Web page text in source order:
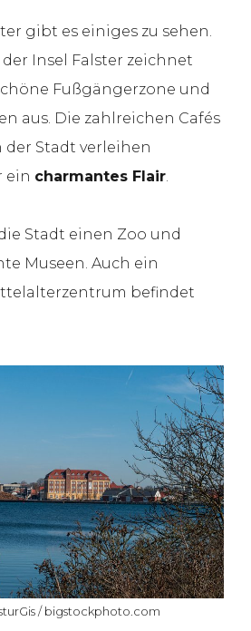
gibt es einiges zu sehen.
Insel Falster zeichnet
Fußgängerzone und
aus. Die zahlreichen Cafés
der Stadt verleihen
ein charmantes Flair
Stadt einen Zoo und
Museen. Auch ein
befindet
/ bigstockphoto.com